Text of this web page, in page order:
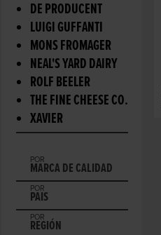
DE PRODUCENT
LUIGI GUFFANTI
MONS FROMAGER
NEAL'S YARD DAIRY
ROLF BEELER
THE FINE CHEESE CO.
XAVIER
POR
MARCA DE CALIDAD
POR
PAIS
POR
REGIÓN